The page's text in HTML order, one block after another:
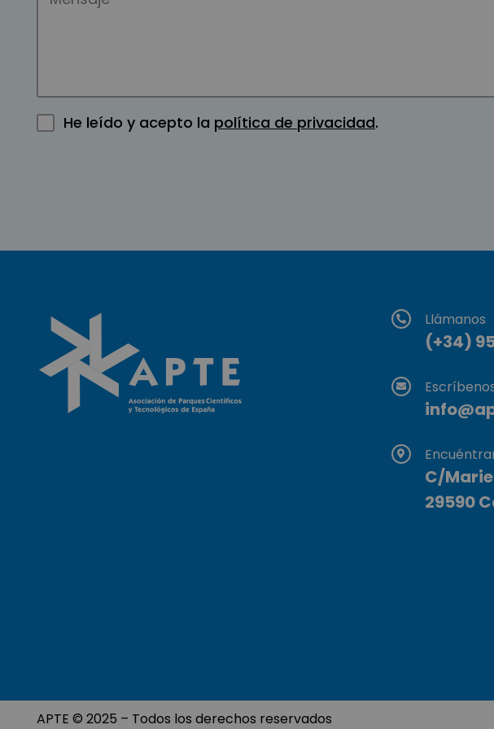
He leído y acepto la política de privacidad.
Llámanos
(+34)
C/
29590
APTE © 2025 – Todos los derechos reservados